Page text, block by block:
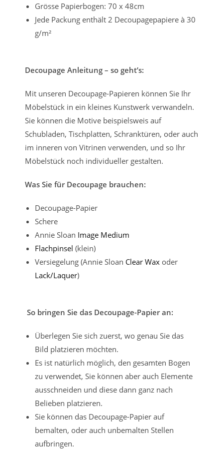
Grösse Papierbogen: 70 x 48cm
Jede Packung enthält 2 Decoupagepapiere à 30
g/m²
Decoupage Anleitung – so geht’s:
Mit unseren Decoupage-Papieren können Sie Ihr
Möbelstück in ein kleines Kunstwerk verwandeln.
Sie können die Motive beispielsweis auf
Schubladen, Tischplatten, Schranktüren, oder auch
im inneren von Vitrinen verwenden, und so Ihr
Möbelstück noch individueller gestalten.
Was Sie für Decoupage brauchen:
Decoupage-Papier
Schere
Annie Sloan Image Medium
Flachpinsel (klein)
Versiegelung (Annie Sloan Clear Wax oder
Lack/Laquer)
So bringen Sie das Decoupage-Papier an:
Überlegen Sie sich zuerst, wo genau Sie das
Bild platzieren möchten.
Es ist natürlich möglich, den gesamten Bogen
zu verwendet, Sie können aber auch Elemente
ausschneiden und diese dann ganz nach
Belieben platzieren.
Sie können das Decoupage-Papier auf
bemalten, oder auch unbemalten Stellen
aufbringen.